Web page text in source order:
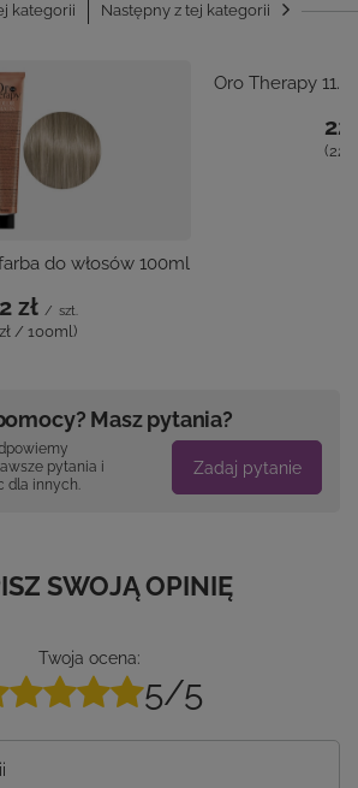
kategorii Następny z tej kategorii
do włosów 100ml
zł / szt.
/ 100ml)
Oro Therapy
Masz pytania?
pytania i
dla innych.
Zadaj pytanie
SWOJĄ OPINIĘ
Twoja ocena:
5/5